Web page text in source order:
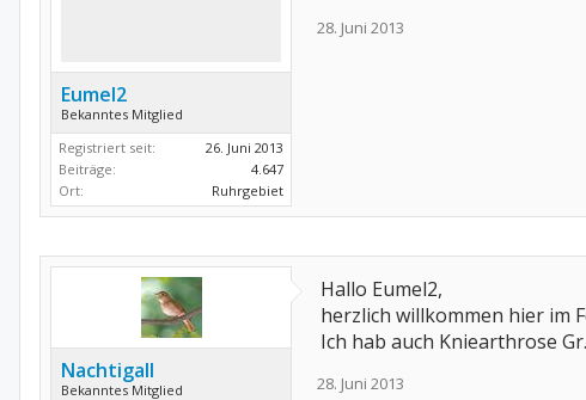
Eumel2
Bekanntes Mitglied
Registriert seit:
26. Juni 2013
Beiträge:
4.647
Ort:
Ruhrgebiet
28. Juni 2013
Nachtigall
Bekanntes Mitglied
Hallo Eumel2,
herzlich willkommen hier im
Ich hab auch Kniearthrose
28. Juni 2013